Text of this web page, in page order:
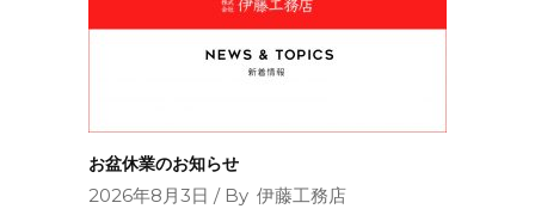
お盆休業のお知らせ
2026年8月3日 By 伊藤工務店